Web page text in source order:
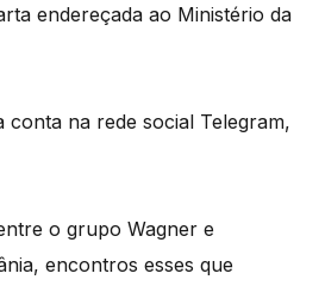
endereçada ao Ministério da
na rede social Telegram,
o grupo Wagner e
encontros esses que